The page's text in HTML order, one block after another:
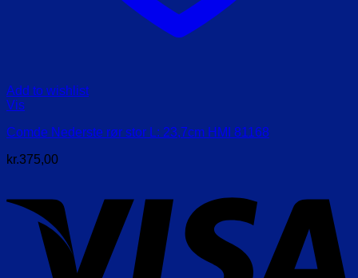
Add to wishlist
Vis
Comde Nederste rør stor L: 23,7cm HMI 81168
kr.375,00